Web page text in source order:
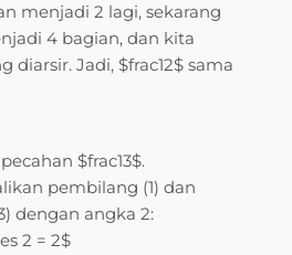
menjadi 2 lagi, sekarang
4 bagian, dan kita
diarsir. Jadi, $frac12$ sama
$frac13$.
pembilang (1) dan
dengan angka 2:
2 = 2$